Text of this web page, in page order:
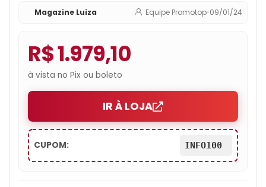
Magazine Luiza Equipe Promotop•09/01/24
R$ 1.979,10
à vista no Pix ou boleto
IR À LOJA
CUPOM: INFO100